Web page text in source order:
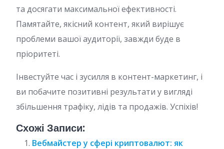
та досягати максимальної ефективності.
Памятайте, якісний контент, який вирішує
проблеми вашої аудиторії, завжди буде в
пріоритеті.
Інвестуйте час і зусилля в контент-маркетинг, і
ви побачите позитивні результати у вигляді
збільшення трафіку, лідів та продажів. Успіхів!
Схожі Записи:
Вебмайстер у сфері криптовалют: як